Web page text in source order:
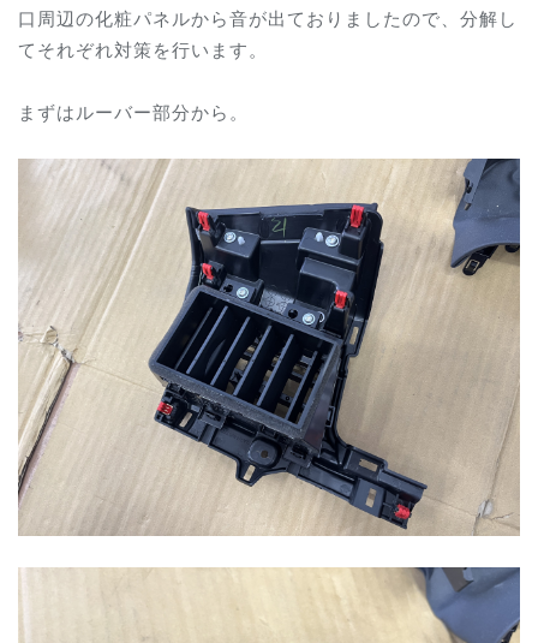
口周辺の化粧パネルから音が出ておりましたので、分解し
てそれぞれ対策を行います。
まずはルーバー部分から。